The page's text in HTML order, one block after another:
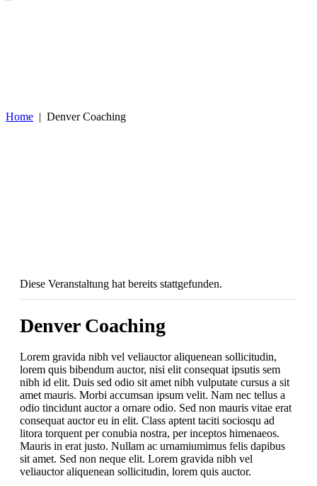
Home | Denver Coaching
Diese Veranstaltung hat bereits stattgefunden.
Denver Coaching
Lorem gravida nibh vel veliauctor aliquenean sollicitudin,
lorem quis bibendum auctor, nisi elit consequat ipsutis sem
nibh id elit. Duis sed odio sit amet nibh vulputate cursus a sit
amet mauris. Morbi accumsan ipsum velit. Nam nec tellus a
odio tincidunt auctor a ornare odio. Sed non mauris vitae erat
consequat auctor eu in elit. Class aptent taciti sociosqu ad
litora torquent per conubia nostra, per inceptos himenaeos.
Mauris in erat justo. Nullam ac urnamiumimus felis dapibus
sit amet. Sed non neque elit. Lorem gravida nibh vel
veliauctor aliquenean sollicitudin, lorem quis auctor.